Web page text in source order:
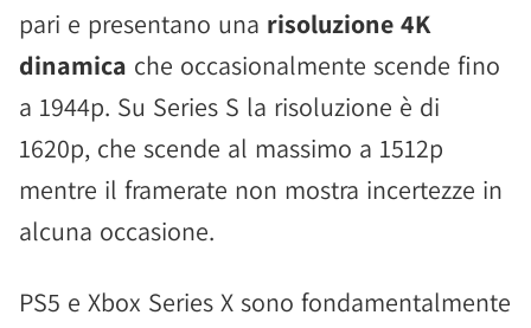
pari e presentano una risoluzione 4K
dinamica che occasionalmente scende fino
a 1944p. Su Series S la risoluzione è di
1620p, che scende al massimo a 1512p
mentre il framerate non mostra incertezze in
alcuna occasione.
PS5 e Xbox Series X sono fondamentalmente